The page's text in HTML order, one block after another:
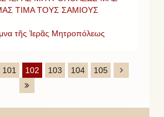
ΤΙΜΑ ΤΟΥΣ ΣΑΜΙΟΥΣ
τῆς Ἱερᾶς Μητροπόλεως
101 102 103 104 105